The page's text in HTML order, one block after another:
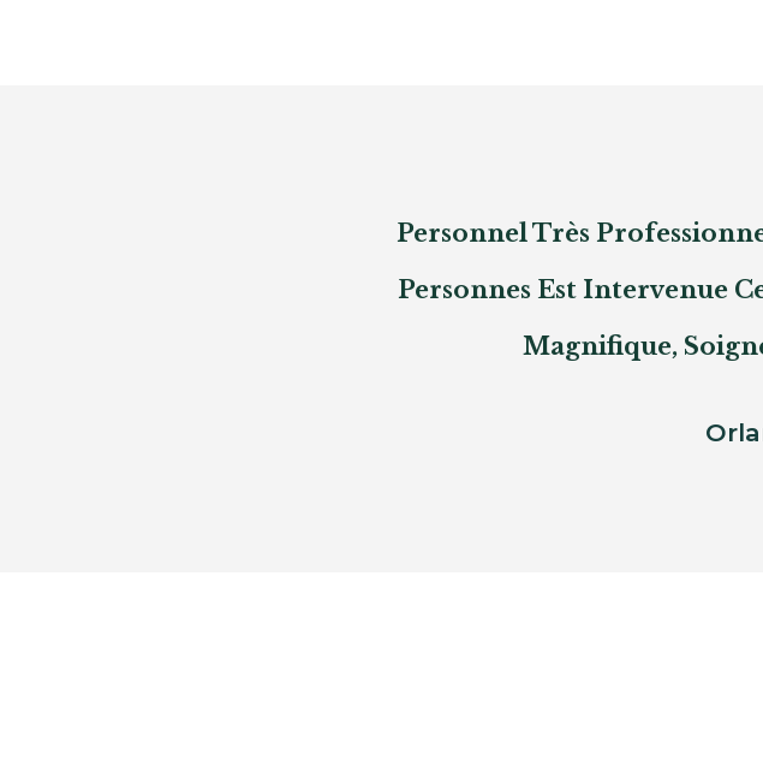
Personnel Très
Personnes Est Intervenue
Magnifique,